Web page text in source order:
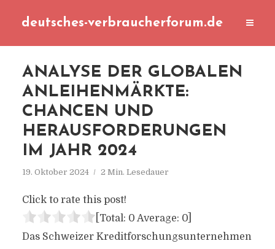
deutsches-verbraucherforum.de
ANALYSE DER GLOBALEN
ANLEIHENMÄRKTE:
CHANCEN UND
HERAUSFORDERUNGEN
IM JAHR 2024
19. Oktober 2024 2 Min. Lesedauer
Click to rate this post!
[Total: 0 Average: 0]
Das Schweizer Kreditforschungsunternehmen